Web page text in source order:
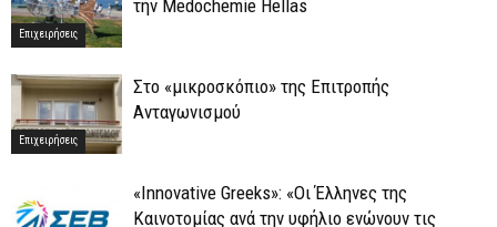
Επιχειρήσεις
την Medochemie Hellas
Επιχειρήσεις
Στο «μικροσκόπιο» της Επιτροπής
Ανταγωνισμού
«Innovative Greeks»: «Οι Έλληνες της
Καινοτομίας ανά την υφήλιο ενώνουν τις